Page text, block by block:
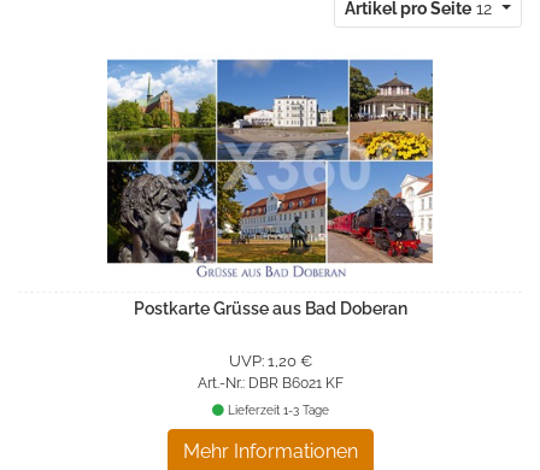
Artikel pro Seite 12
Postkarte Grüsse aus Bad Doberan
UVP: 1,20 €
Art.-Nr.: DBR B6021 KF
Mehr Informationen
Lieferzeit 1-3 Tage